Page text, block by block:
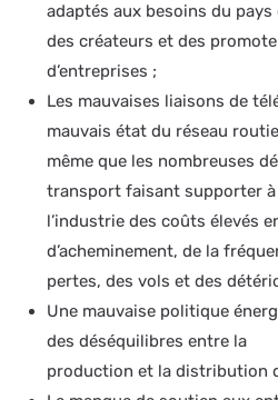
adaptés aux besoins du
des créateurs et des
d’entreprises ;
Les mauvaises liaisons de
mauvais état du réseau
même que les nombreuses
transport faisant supporter à
l’industrie des coûts élevés
d’acheminement, de la
pertes, des vols et des
Une mauvaise politique
des déséquilibres entre la
production et la distribution